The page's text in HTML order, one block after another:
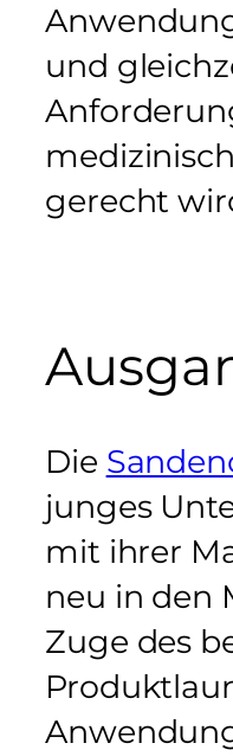
und
gerecht
Die
junges
mit ihrer
neu in den
Zuge des